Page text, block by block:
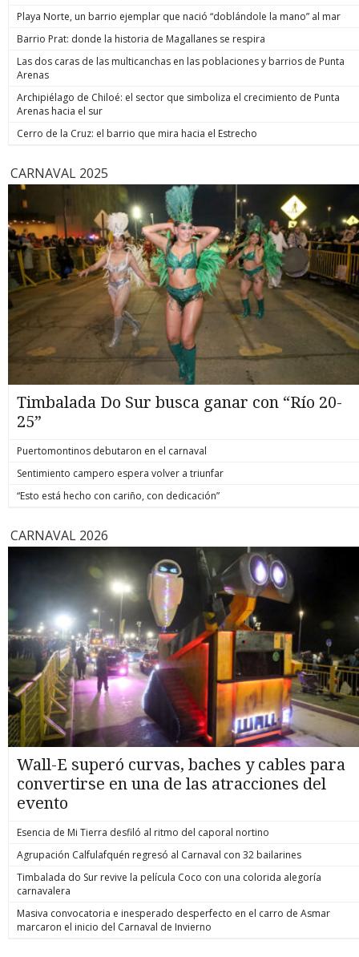
de estos enormes avances en números hay una familia que
hoy está más tranquila”, afirmó. Luego, el jefe de Estado
anunció un paso adicional para recuperar la seguridad y
todos los que buscan destruir nuestra sociedad. Seremos
implacables. No habrá excusas ni treguas“. El Presidente
anunció que su gobierno dará un paso adicional para
recuperar la seguridad, tal como se comprometió en
campaña, y aseguró que van a “perseguir, capturar, juzgar y
condenar a todos los que buscan destruir nuestra sociedad”.
indicó.
Playa Norte, un barrio ejemplar que nació “doblándole la mano” al mar
Barrio Prat: donde la historia de Magallanes se respira
Las dos caras de las multicanchas en las poblaciones y barrios de Punta
Arenas
Archipiélago de Chiloé: el sector que simboliza el crecimiento de Punta
Arenas hacia el sur
Cerro de la Cruz: el barrio que mira hacia el Estrecho
CARNAVAL 2025
Timbalada Do Sur busca ganar con “Río 20-
25”
Puertomontinos debutaron en el carnaval
Sentimiento campero espera volver a triunfar
“Esto está hecho con cariño, con dedicación”
CARNAVAL 2026
Wall-E superó curvas, baches y cables para
convertirse en una de las atracciones del
evento
Esencia de Mi Tierra desfiló al ritmo del caporal nortino
Agrupación Calfulafquén regresó al Carnaval con 32 bailarines
Timbalada do Sur revive la película Coco con una colorida alegoría
carnavalera
Masiva convocatoria e inesperado desperfecto en el carro de Asmar
marcaron el inicio del Carnaval de Invierno